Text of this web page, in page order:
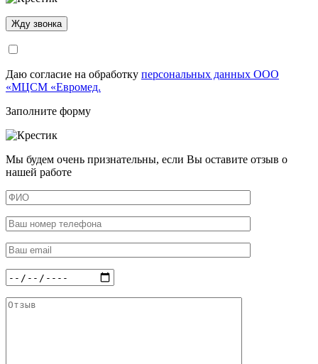
Даю согласие на обработку персональных данных ООО
«МЦСМ «Евромед.
Заполните форму
Мы будем очень признательны, если Вы оставите отзыв о
нашей работе